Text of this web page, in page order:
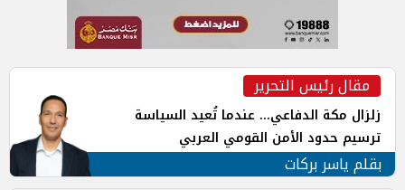
مقال رئيس التحرير
زلزال مكة الدفاعي... عندما تُعيد السياسة
ترسيم حدود الأمن القومي العربي
بقلم ياسر بركات